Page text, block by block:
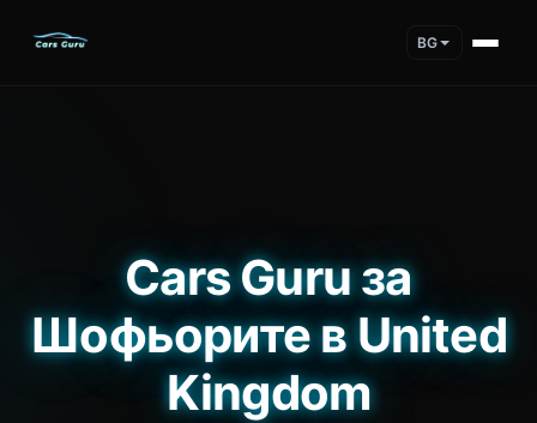
BG
Cars Guru за
Шофьорите в United
Kingdom